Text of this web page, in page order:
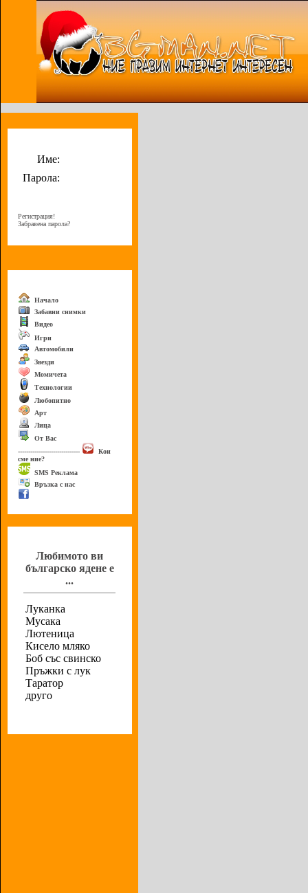
Име:
Парола:
Регистрация!
Забравена парола?
Начало
Забавни снимки
Видео
Игри
Автомобили
Звезди
Момичета
Технологии
Любопитно
Арт
Лица
От Вас
------------------------------
Кои
сме ние?
SMS Реклама
Връзка с нас
Любимото ви
българско ядене е
...
Луканка
Мусака
Лютеница
Кисело мляко
Боб със свинско
Пръжки с лук
Таратор
друго